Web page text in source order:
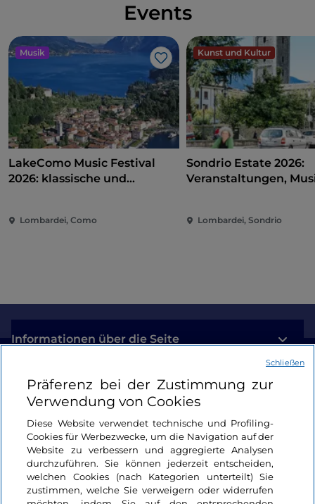
Events
Musik
Like
LakeComo Music Festival
2026: klassische und
am Comer See
Lombardei, Como
Kunst und Kultur
Sondrio Estate 2026:
Veranstaltungen,
Lombardei, Sondrio
Informationen über die Seite
Nützliche Links
Login
Bleiben wir in Kontakt
Präferenz bei der Zustimmung zur
Verwendung von Cookies
Diese Website verwendet technische und Profiling-
Cookies für Werbezwecke, um die Navigation auf der
Website zu verbessern und aggregierte Analysen
durchzuführen. Sie können jederzeit entscheiden,
welchen Cookies (nach Kategorien unterteilt) Sie
zustimmen, welche Sie verweigern oder widerrufen
Schließen